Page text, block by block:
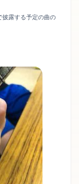
披露する予定の曲の